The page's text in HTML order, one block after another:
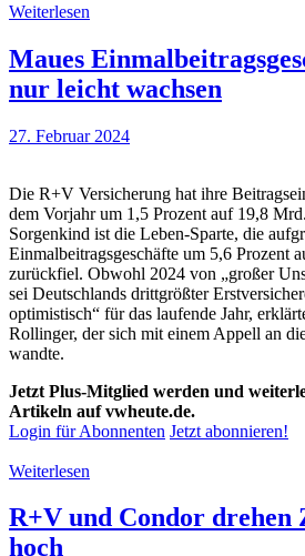
Weiterlesen
Maues
nur leicht wachsen
27. Februar 2024
Die R+V Versicherung hat ihre
dem Vorjahr um 1,5 Prozent auf 19,8
Sorgenkind ist die Leben-Sparte, die
Einmalbeitragsgeschäfte um 5,6 Prozent
zurückfiel. Obwohl 2024 von „großer
sei Deutschlands drittgrößter
optimistisch“ für das laufende Jahr,
Rollinger, der sich mit einem Appell an
wandte.
Jetzt Plus-Mitglied werden und
Artikeln auf vwheute.de.
Login für Abonnenten Jetzt abonnieren!
Weiterlesen
R+V und Condor drehen
hoch